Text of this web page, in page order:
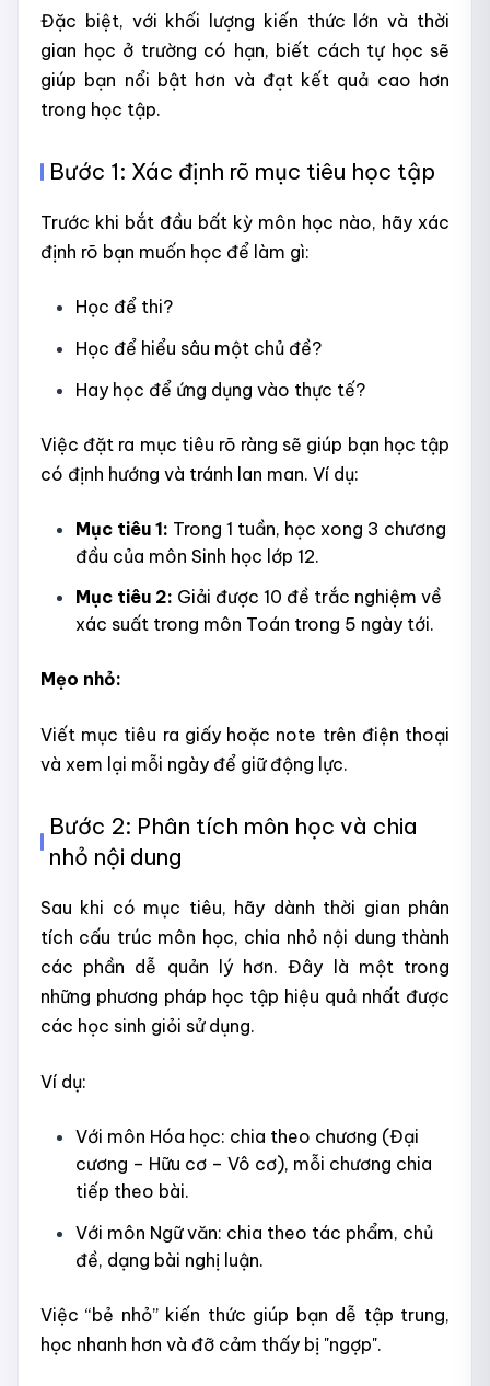
Đặc biệt, với khối lượng kiến thức lớn và thời
gian học ở trường có hạn, biết cách tự học sẽ
giúp bạn nổi bật hơn và đạt kết quả cao hơn
trong học tập.
Bước 1: Xác định rõ mục tiêu học tập
Trước khi bắt đầu bất kỳ môn học nào, hãy xác
định rõ bạn muốn học để làm gì:
Học để thi?
Học để hiểu sâu một chủ đề?
Hay học để ứng dụng vào thực tế?
Việc đặt ra mục tiêu rõ ràng sẽ giúp bạn học tập
có định hướng và tránh lan man. Ví dụ:
Mục tiêu 1: Trong 1 tuần, học xong 3 chương
đầu của môn Sinh học lớp 12.
Mục tiêu 2: Giải được 10 đề trắc nghiệm về
xác suất trong môn Toán trong 5 ngày tới.
Mẹo nhỏ:
Viết mục tiêu ra giấy hoặc note trên điện thoại
và xem lại mỗi ngày để giữ động lực.
Bước 2: Phân tích môn học và chia
nhỏ nội dung
Sau khi có mục tiêu, hãy dành thời gian phân
tích cấu trúc môn học, chia nhỏ nội dung thành
các phần dễ quản lý hơn. Đây là một trong
những phương pháp học tập hiệu quả nhất được
các học sinh giỏi sử dụng.
Ví dụ:
Với môn Hóa học: chia theo chương (Đại
cương – Hữu cơ – Vô cơ), mỗi chương chia
tiếp theo bài.
Với môn Ngữ văn: chia theo tác phẩm, chủ
đề, dạng bài nghị luận.
Việc “bẻ nhỏ” kiến thức giúp bạn dễ tập trung,
học nhanh hơn và đỡ cảm thấy bị "ngợp".